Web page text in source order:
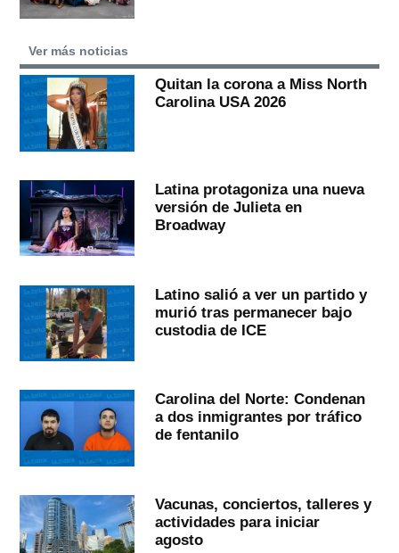
Ver más noticias
Quitan la corona a Miss North
Carolina USA 2026
Latina protagoniza una nueva
versión de Julieta en
Broadway
Latino salió a ver un partido y
murió tras permanecer bajo
custodia de ICE
Carolina del Norte: Condenan
a dos inmigrantes por tráfico
de fentanilo
Vacunas, conciertos, talleres y
actividades para iniciar
agosto